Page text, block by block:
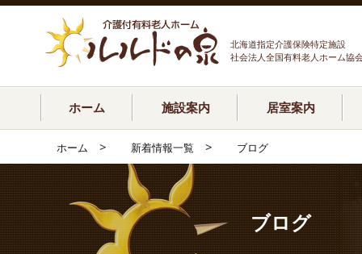
北海道指定介護保険特定施設
社会法人全国有料老人ホーム協
ホーム 施設案内 居室案内
ホーム > 新着情報一覧 > ブログ
ブログ